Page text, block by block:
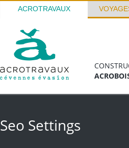
ACROTRAVAUX
Seo Settings